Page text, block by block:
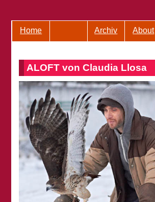
Home Archiv About
ALOFT von Claudia Llosa